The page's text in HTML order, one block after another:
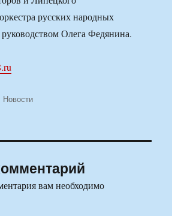
русских народных
Олега Федянина.
Рубрики
Новости
вам необходимо